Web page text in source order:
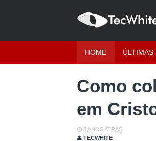
HOME ÚLTIMAS
Como
em
8 ANOS ATRÁS
TECWHITE